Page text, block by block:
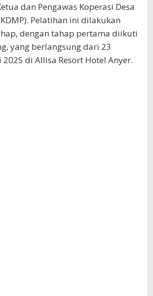
dan Pengawas Koperasi Desa
Pelatihan ini dilakukan
dengan tahap pertama diikuti
yang berlangsung dari 23
2025 di Allisa Resort Hotel Anyer.